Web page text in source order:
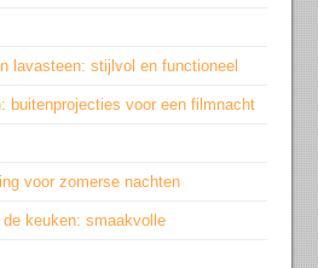
lavasteen: stijlvol en functioneel
buitenprojecties voor een filmnacht
voor zomerse nachten
de keuken: smaakvolle